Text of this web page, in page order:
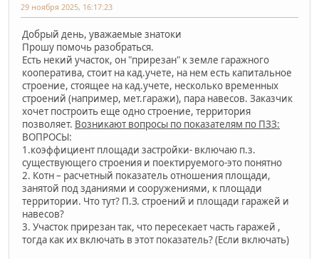
29 ноября 2025, 16:17:23
Добрый день, уважаемые знатоки
Прошу помочь разобраться.
Есть некий участок, он "прирезан" к земле гаражного
кооператива, стоит на кад.учете, на нем есть капитальное
строение, стоящее на кад.учете, несколько временных
строений (например, мет.гаражи), пара навесов. Заказчик
хочет построить еще одно строение, территория
позволяет. Возникают вопросы по показателям по ПЗЗ:
ВОПРОСЫ:
1.коэффициент площади застройки- включаю п.з.
существующего строения и поектируемого-это понятно
2. Котн – расчетный показатель отношения площади,
занятой под зданиями и сооружениями, к площади
территории. Что тут? П.З. строений и площади гаражей и
навесов?
3. Участок прирезан так, что пересекает часть гаражей ,
тогда как их включать в этот показатель? (Если включать)